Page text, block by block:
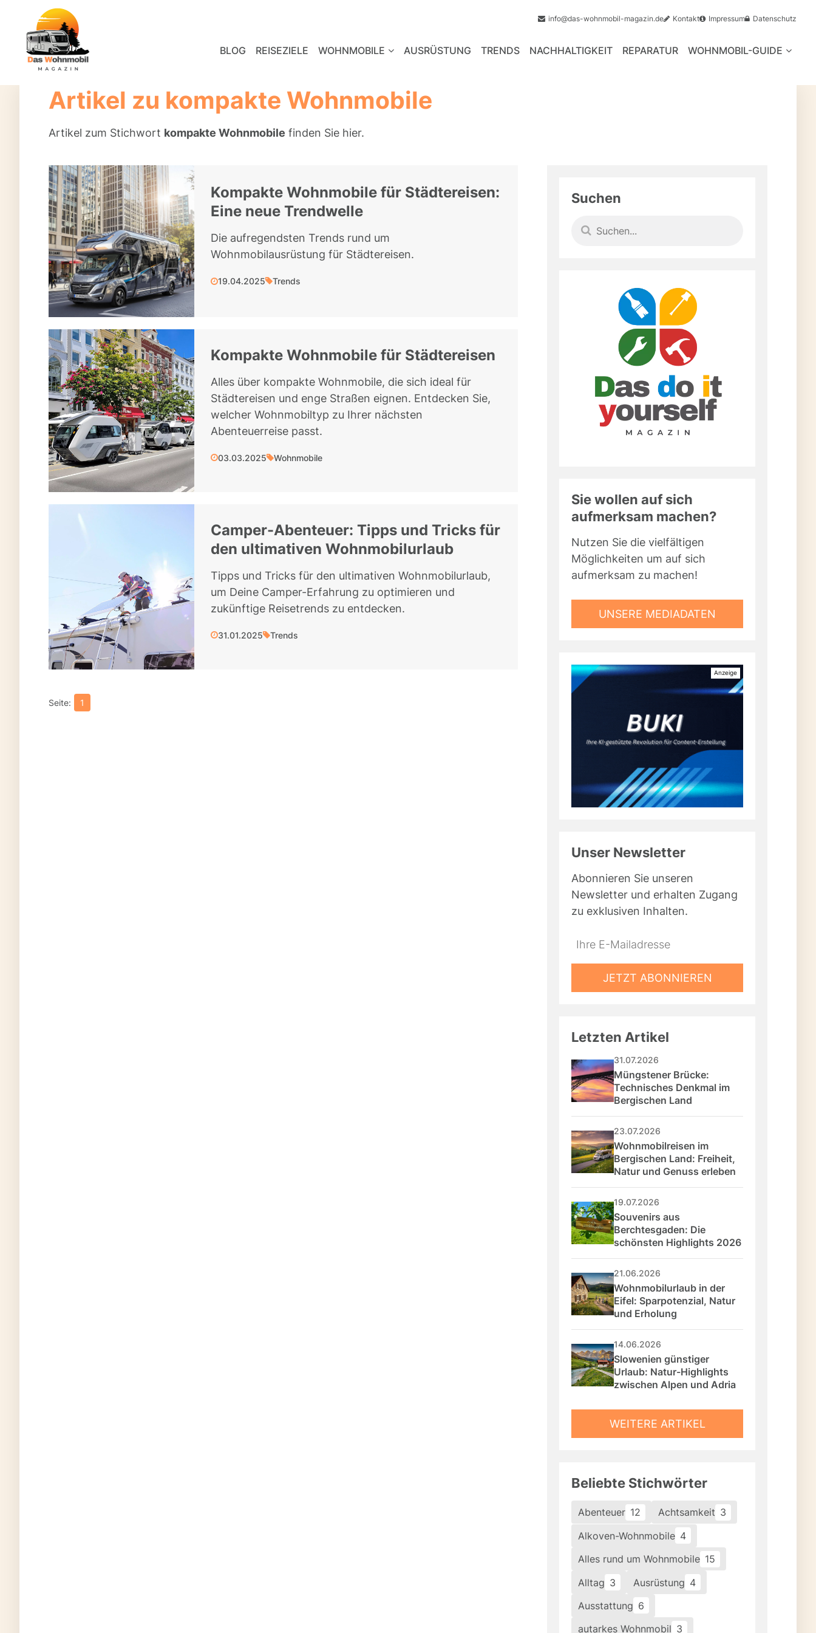
info@das-wohnmobil-magazin.de Kontakt Impressum Datenschutz
BLOG REISEZIELE WOHNMOBILE AUSRÜSTUNG TRENDS NACHHALTIGKEIT REPARATUR WOHNMOBIL-GUIDE
Artikel zu kompakte Wohnmobile
Artikel zum Stichwort kompakte Wohnmobile finden Sie hier.
Kompakte Wohnmobile für Städtereisen:
Eine neue Trendwelle
Die aufregendsten Trends rund um
Wohnmobilausrüstung für Städtereisen.
19.04.2025 Trends
Kompakte Wohnmobile für Städtereisen
Alles über kompakte Wohnmobile, die sich ideal für
Städtereisen und enge Straßen eignen. Entdecken Sie,
welcher Wohnmobiltyp zu Ihrer nächsten
Abenteuerreise passt.
03.03.2025 Wohnmobile
Camper-Abenteuer: Tipps und Tricks für
den ultimativen Wohnmobilurlaub
Tipps und Tricks für den ultimativen Wohnmobilurlaub,
um Deine Camper-Erfahrung zu optimieren und
zukünftige Reisetrends zu entdecken.
31.01.2025 Trends
1
Suchen
Sie wollen auf sich
aufmerksam machen?
Nutzen Sie die vielfältigen
Möglichkeiten um auf sich
aufmerksam zu machen!
UNSERE MEDIADATEN
Unser Newsletter
Abonnieren Sie unseren
Newsletter und erhalten Zugang
zu exklusiven Inhalten.
Do
*Ihre
Mailadresse:
JETZT ABONNIEREN
Letzten Artikel
31.07.2026
Müngstener Brücke:
Technisches Denkmal im
Bergischen Land
23.07.2026
Wohnmobilreisen im
Bergischen Land: Freiheit,
Natur und Genuss erleben
19.07.2026
Souvenirs aus
Berchtesgaden: Die
schönsten Highlights 2026
21.06.2026
Wohnmobilurlaub in der
Eifel: Sparpotenzial, Natur
und Erholung
14.06.2026
Slowenien günstiger
Urlaub: Natur-Highlights
zwischen Alpen und Adria
WEITERE ARTIKEL
Beliebte Stichwörter
Abenteuer 12 Achtsamkeit 3
Alkoven-Wohnmobile 4
Alles rund um Wohnmobile 15
Alltag 3 Ausrüstung 4
Ausstattung 6
autarkes Wohnmobil 3